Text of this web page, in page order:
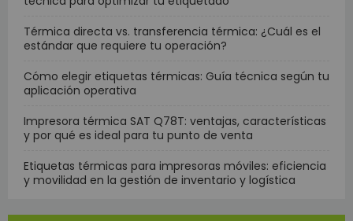
Térmica directa vs. transferencia térmica: ¿Cuál es el
estándar que requiere tu operación?
Cómo elegir etiquetas térmicas: Guía técnica según tu
aplicación operativa
Impresora térmica SAT Q78T: ventajas, características
y por qué es ideal para tu punto de venta
Etiquetas térmicas para impresoras móviles: eficiencia
y movilidad en la gestión de inventario y logística